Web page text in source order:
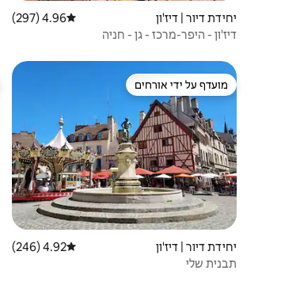
יחידת דיור | דיז'ון דירוג ממוצע של 4.96 מתוך 5, 297 ביקורות
4.96 (297)
דיז'ון - היפר-מרכז - גן - חניה
מועדף על ידי אורחים
מועדף על ידי אורחים
יחידת דיור | דיז'ון דירוג ממוצע של 4.92 מתוך 5, 246 ביקורות
4.92 (246)
תבנית שלי